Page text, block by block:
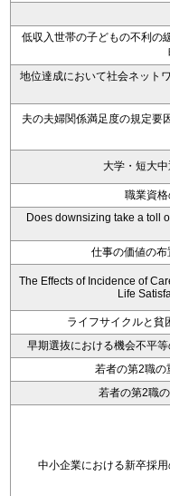
低収入世帯の子どもの不利の
地位達成において社会ネット
夫の夫婦関係満足度の規定
大学・短大
職業資
Does downsizing take a toll
仕事の価値の
The Effects of Incidence of
Life
ライフサイクルと貧
早期選抜における機会不平
若者の第2職
若者の第2職
中小企業における新卒採